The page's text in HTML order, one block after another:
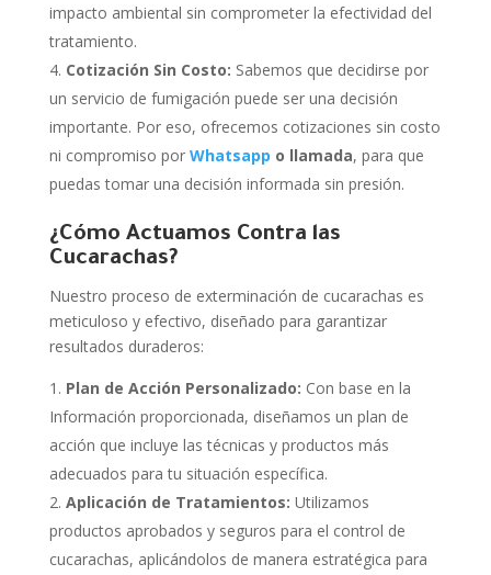
impacto ambiental sin comprometer la efectividad del
tratamiento.
Cotización Sin Costo: Sabemos que decidirse por
un servicio de fumigación puede ser una decisión
importante. Por eso, ofrecemos cotizaciones sin costo
ni compromiso por Whatsapp o llamada, para que
puedas tomar una decisión informada sin presión.
¿Cómo Actuamos Contra las
Cucarachas?
Nuestro proceso de exterminación de cucarachas es
meticuloso y efectivo, diseñado para garantizar
resultados duraderos:
Plan de Acción Personalizado: Con base en la
Información proporcionada, diseñamos un plan de
acción que incluye las técnicas y productos más
adecuados para tu situación específica.
Aplicación de Tratamientos: Utilizamos
productos aprobados y seguros para el control de
cucarachas, aplicándolos de manera estratégica para